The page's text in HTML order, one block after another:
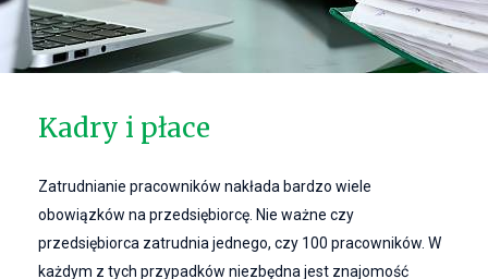
Kadry i płace
Zatrudnianie pracowników nakłada bardzo wiele
obowiązków na przedsiębiorcę. Nie ważne czy
przedsiębiorca zatrudnia jednego, czy 100 pracowników. W
każdym z tych przypadków niezbędna jest znajomość